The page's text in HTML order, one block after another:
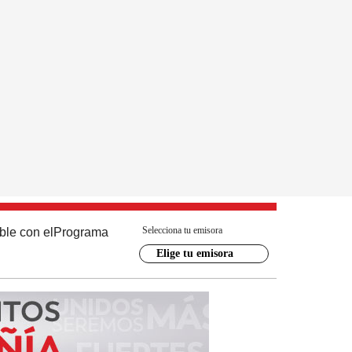
con el Programa Selecciona tu emisora
Elige tu emisora